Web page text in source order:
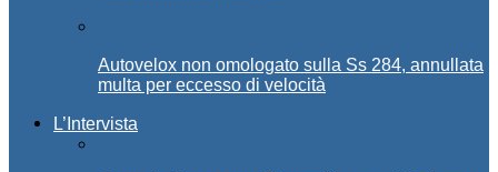
Autovelox non omologato sulla Ss 284, annullata
multa per eccesso di velocità
L’Intervista